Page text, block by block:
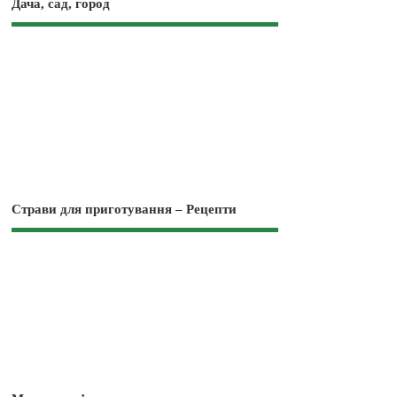
Дача, сад, город
Страви для приготування – Рецепти